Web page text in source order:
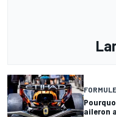
aileron